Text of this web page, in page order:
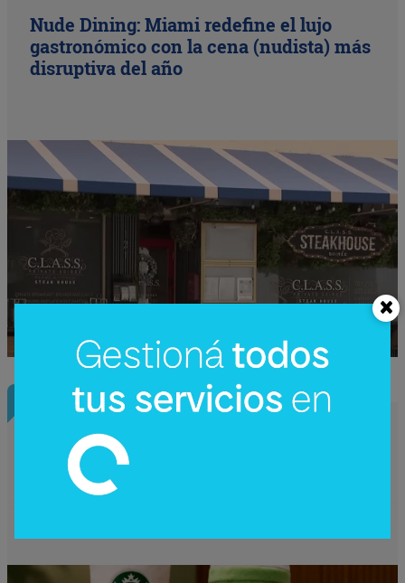
Nude Dining: Miami redefine el lujo
gastronómico con la cena (nudista) más
disruptiva del año
InfoNegocios Miami
Starbucks Japón y la cápsula
coleccionable que vale más que el café
(el producto se convierte en ecosistema)